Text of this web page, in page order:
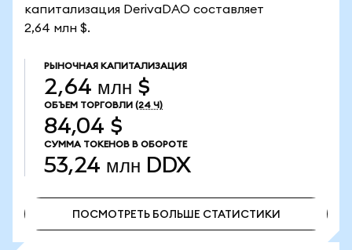
капитализация DerivaDAO составляет
2,64 млн $.
РЫНОЧНАЯ КАПИТАЛИЗАЦИЯ
2,64 млн $
ОБЪЕМ ТОРГОВЛИ (24 Ч)
84,04 $
СУММА ТОКЕНОВ В ОБОРОТЕ
53,24 млн DDX
ПОСМОТРЕТЬ БОЛЬШЕ СТАТИСТИКИ